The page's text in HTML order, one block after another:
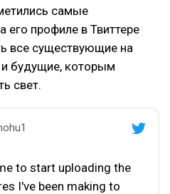
самые
его профиле в Твиттере
все существующие на
будущие, которым
свет.
to start uploading the
I've been making to